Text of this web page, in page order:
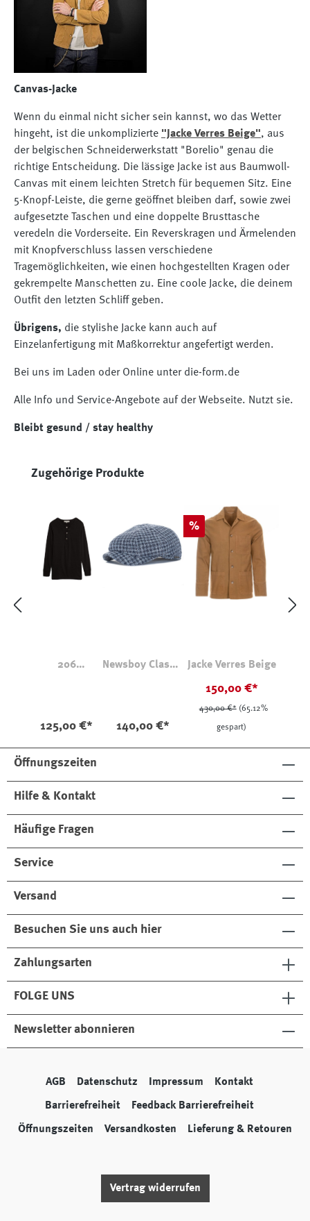
Canvas-Jacke
Wenn du einmal nicht sicher sein kannst, wo das Wetter
hingeht, ist die unkomplizierte "Jacke Verres Beige", aus
der belgischen Schneiderwerkstatt "Borelio" genau die
richtige Entscheidung. Die lässige Jacke ist aus Baumwoll-
Canvas mit einem leichten Stretch für bequemen Sitz. Eine
5-Knopf-Leiste, die gerne geöffnet bleiben darf, sowie zwei
aufgesetzte Taschen und eine doppelte Brusttasche
veredeln die Vorderseite. Ein Reverskragen und Ärmelenden
mit Knopfverschluss lassen verschiedene
Tragemöglichkeiten, wie einen hochgestellten Kragen oder
gekrempelte Manschetten zu. Eine coole Jacke, die deinem
Outfit den letzten Schliff geben.
Übrigens, die stylishe Jacke kann auch auf
Einzelanfertigung mit Maßkorrektur angefertigt werden.
Bei uns im Laden oder Online unter die-form.de
Alle Info und Service-Angebote auf der Webseite. Nutzt sie.
Bleibt gesund / stay healthy
Produktgalerie überspringen
Zugehörige Produkte
206
125,00 €*
Newsboy Classic
140,00 €*
Rabatt
%
Jacke Verres Beige
150,00 €*
430,00 €* (65.12%
gespart)
Öffnungszeiten
Hilfe & Kontakt
Häufige Fragen
Service
Versand
Besuchen Sie uns auch hier
Zahlungsarten
FOLGE UNS
Newsletter abonnieren
AGB Datenschutz Impressum Kontakt
Barrierefreiheit Feedback Barrierefreiheit
Öffnungszeiten Versandkosten Lieferung & Retouren
Vertrag widerrufen